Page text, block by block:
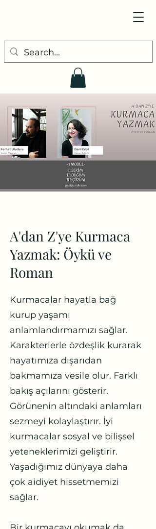
A'dan Z'ye Kurmaca
Yazmak: Öykü ve
Roman
Kurmacalar hayatla bağ
kurup yaşamı
anlamlandırmamızı sağlar.
Karakterlerle özdeşlik kurarak
hayatımıza dışarıdan
bakmamıza vesile olur. Farklı
bakış açılarını gösterir.
Görünenin altındaki anlamları
sezmeyi kolaylaştırır. İyi
kurmacalar sosyal ve bilişsel
yeteneklerimizi geliştirir.
Yaşadığımız dünyaya daha
çok aidiyet hissetmemizi
sağlar.